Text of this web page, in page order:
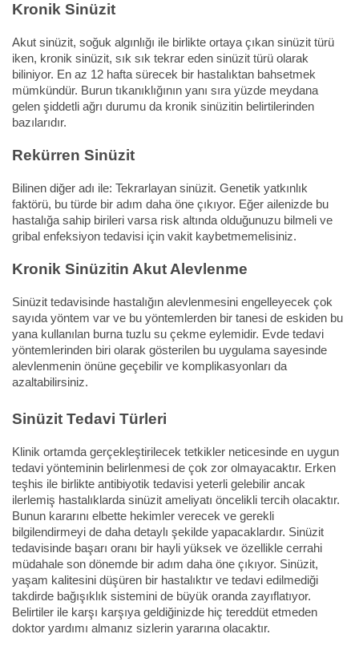
Kronik Sinüzit
Akut sinüzit, soğuk algınlığı ile birlikte ortaya çıkan sinüzit türü
iken, kronik sinüzit, sık sık tekrar eden sinüzit türü olarak
biliniyor. En az 12 hafta sürecek bir hastalıktan bahsetmek
mümkündür. Burun tıkanıklığının yanı sıra yüzde meydana
gelen şiddetli ağrı durumu da kronik sinüzitin belirtilerinden
bazılarıdır.
Rekürren Sinüzit
Bilinen diğer adı ile: Tekrarlayan sinüzit. Genetik yatkınlık
faktörü, bu türde bir adım daha öne çıkıyor. Eğer ailenizde bu
hastalığa sahip birileri varsa risk altında olduğunuzu bilmeli ve
gribal enfeksiyon tedavisi için vakit kaybetmemelisiniz.
Kronik Sinüzitin Akut Alevlenme
Sinüzit tedavisinde hastalığın alevlenmesini engelleyecek çok
sayıda yöntem var ve bu yöntemlerden bir tanesi de eskiden bu
yana kullanılan burna tuzlu su çekme eylemidir. Evde tedavi
yöntemlerinden biri olarak gösterilen bu uygulama sayesinde
alevlenmenin önüne geçebilir ve komplikasyonları da
azaltabilirsiniz.
Sinüzit Tedavi Türleri
Klinik ortamda gerçekleştirilecek tetkikler neticesinde en uygun
tedavi yönteminin belirlenmesi de çok zor olmayacaktır. Erken
teşhis ile birlikte antibiyotik tedavisi yeterli gelebilir ancak
ilerlemiş hastalıklarda sinüzit ameliyatı öncelikli tercih olacaktır.
Bunun kararını elbette hekimler verecek ve gerekli
bilgilendirmeyi de daha detaylı şekilde yapacaklardır. Sinüzit
tedavisinde başarı oranı bir hayli yüksek ve özellikle cerrahi
müdahale son dönemde bir adım daha öne çıkıyor. Sinüzit,
yaşam kalitesini düşüren bir hastalıktır ve tedavi edilmediği
takdirde bağışıklık sistemini de büyük oranda zayıflatıyor.
Belirtiler ile karşı karşıya geldiğinizde hiç tereddüt etmeden
doktor yardımı almanız sizlerin yararına olacaktır.